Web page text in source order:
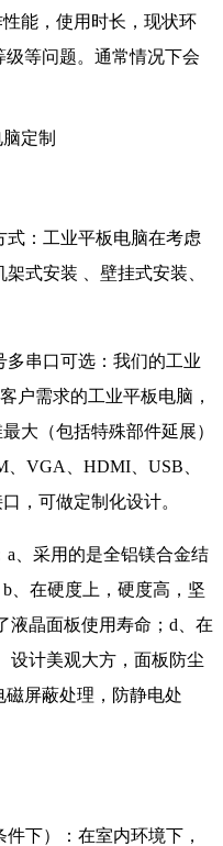
能，使用时长，现状环
等问题。通常情况下会
：工业平板电脑在考虑
式安装 、壁挂式安装、
串口可选：我们的工业
户需求的工业平板电脑，
大（包括特殊部件延展）
VGA、HDMI、USB、
，可做定制化设计。
、采用的是全铝镁合金结
、在硬度上，硬度高，坚
液晶面板使用寿命；d、在
设计美观大方，面板防尘
磁屏蔽处理，防静电处
下）：在室内环境下，